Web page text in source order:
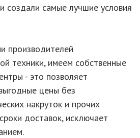
создали самые лучшие условия
производителей
техники, имеем собственные
- это позволяет
цены без
накруток и прочих
доставок, исключает